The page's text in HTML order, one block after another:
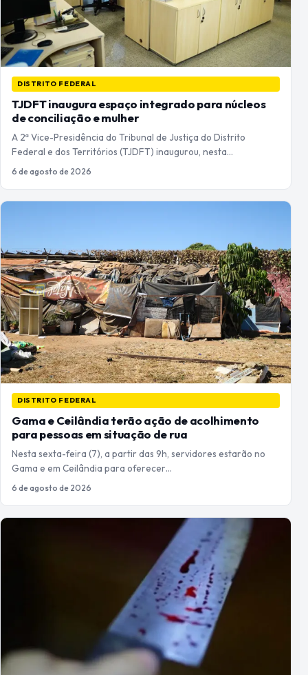
DISTRITO FEDERAL
TJDFT inaugura espaço integrado para núcleos
de conciliação e mulher
A 2ª Vice-Presidência do Tribunal de Justiça do Distrito
Federal e dos Territórios (TJDFT) inaugurou, nesta…
6 de agosto de 2026
DISTRITO FEDERAL
Gama e Ceilândia terão ação de acolhimento
para pessoas em situação de rua
Nesta sexta-feira (7), a partir das 9h, servidores estarão no
Gama e em Ceilândia para oferecer…
6 de agosto de 2026